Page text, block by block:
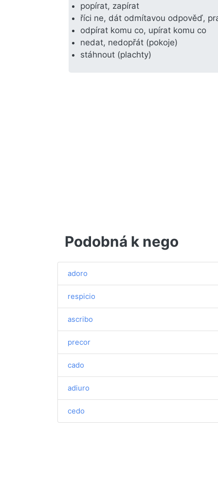
popírat, zapírat
říci ne, dát odmítavou odpověď,
odpírat komu co, upírat komu co
nedat, nedopřát (pokoje)
stáhnout (plachty)
Podobná k nego
adoro
respicio
ascribo
precor
cado
adiuro
cedo